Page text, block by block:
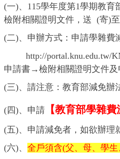
(一)、115學年度第1學期教育
檢附相關證明文件，送 (寄)至
(二)、申辦方式：申請學雜
http://portal.knu.edu.tw/
申請書→檢附相關證明文件
(三)、請注意：教育部減免辦
(四)、 申請 【教育部學雜費
(五)、申請減免者，如欲辦理
(六)、 全戶須含(父、母、學